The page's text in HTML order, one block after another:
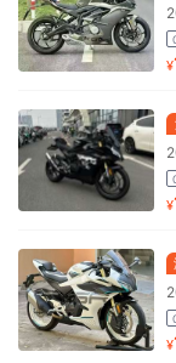
¥
¥
¥